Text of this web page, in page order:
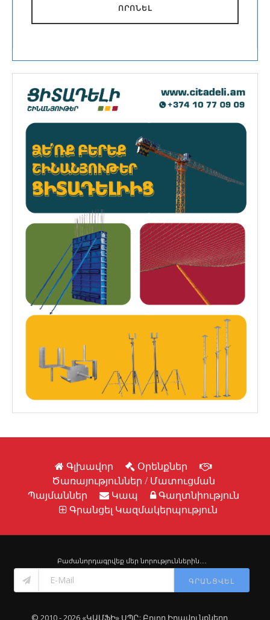
Տանիքածածկման Գլանափաթեթավոր
Նյութեր, Տանիքածածկման Ռուբերոիդե
Համալրող Դետալներ / Նյութեր և
ՈՐՈՆԵԼ
Գլխավոր
Օրենքներ
Ծառայություններ / Մատուցման
Պայմաններ
Կապ
Գաղտնիություն
Գրանցել Կազմակերպություն
Բաժանորդագրվեք մեր նորություններին․․․
ԳՐԱՆՑՎԵԼ
© 2010 - 2026 «ԿԱՄՖԻ» ՍՊԸ: Բոլոր Իրավունքները